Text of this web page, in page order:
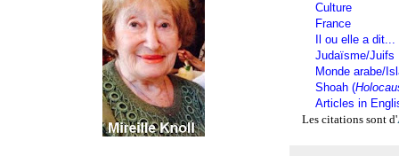
Culture
France
Il ou elle a dit...
Judaïsme/Juifs
Monde arabe/
Shoah (
Articles in
Les citations sont d'